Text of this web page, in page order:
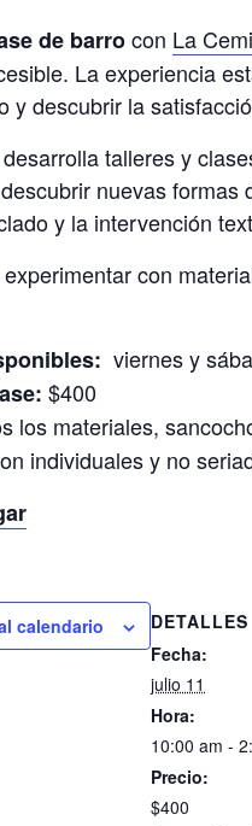
de barrocon La
La experiencia
y descubrir la
talleres y
nuevas
y la intervención
con
viernes y
$400
los materiales,
individuales y no
calendario
DETALLES
Fecha:
julio 11
Hora:
10:00 am -
Precio:
$400